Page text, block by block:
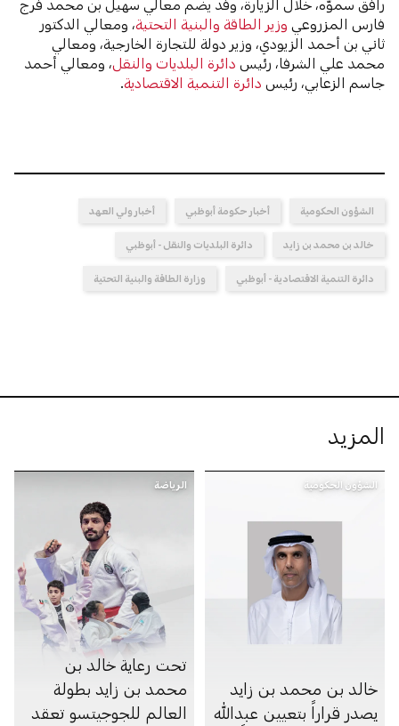
رافق سموّه، خلال الزيارة، وفد يضم معالي سهيل بن محمد فرج
فارس المزروعي وزير الطاقة والبنية التحتية، ومعالي الدكتور
ثاني بن أحمد الزيودي، وزير دولة للتجارة الخارجية، ومعالي
محمد علي الشرفا، رئيس دائرة البلديات والنقل، ومعالي أحمد
جاسم الزعابي، رئيس دائرة التنمية الاقتصادية
الشؤون الحكومية أخبار حكومة أبوظبي أخبار ولي العهد
خالد بن محمد بن زايد دائرة البلديات والنقل - أبوظبي
دائرة التنمية الاقتصادية - أبوظبي وزارة الطاقة والبنية التحتية
المزيد
الشؤون الحكومية
خالد بن محمد بن زايد
يصدر قراراً بتعيين عبدالله
الرياضة
تحت رعاية خالد بن
محمد بن زايد بطولة
العالم للجوجيتسو تعقد